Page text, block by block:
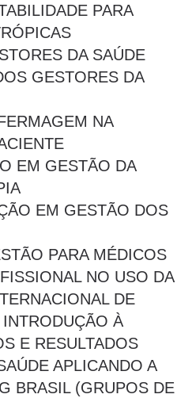
PARA
DA SAÚDE
GESTORES DA
NA
EM GESTÃO DA
EM GESTÃO DOS
PARA MÉDICOS
NO USO DA
DE
À
E RESULTADOS
APLICANDO A
BRASIL (GRUPOS DE